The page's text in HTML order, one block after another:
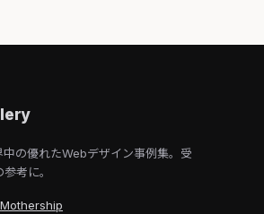
の優れたWebデザイン事例集。受
考に。
Mothership